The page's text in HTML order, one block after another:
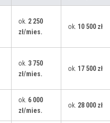
ok. 2 250
zł/mies.
ok. 10 500 zł
ok. 3 750
zł/mies.
ok. 17 500 zł
ok. 6 000
zł/mies.
ok. 28 000 zł